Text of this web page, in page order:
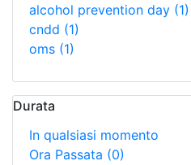
alcohol prevention day (1)
cndd (1)
oms (1)
Durata
In qualsiasi momento
Ora Passata (0)